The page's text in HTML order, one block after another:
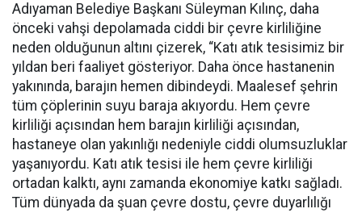
Adıyaman Belediye Başkanı Süleyman Kılınç, daha
önceki vahşi depolamada ciddi bir çevre kirliliğine
neden olduğunun altını çizerek, “Katı atık tesisimiz bir
yıldan beri faaliyet gösteriyor. Daha önce hastanenin
yakınında, barajın hemen dibindeydi. Maalesef şehrin
tüm çöplerinin suyu baraja akıyordu. Hem çevre
kirliliği açısından hem barajın kirliliği açısından,
hastaneye olan yakınlığı nedeniyle ciddi olumsuzluklar
yaşanıyordu. Katı atık tesisi ile hem çevre kirliliği
ortadan kalktı, aynı zamanda ekonomiye katkı sağladı.
Tüm dünyada da şuan çevre dostu, çevre duyarlılığı